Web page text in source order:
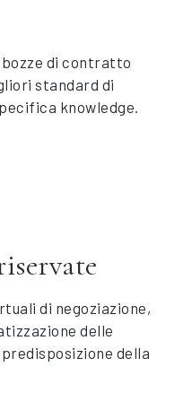
bozze di contratto
standard di
knowledge.
di negoziazione,
delle
della